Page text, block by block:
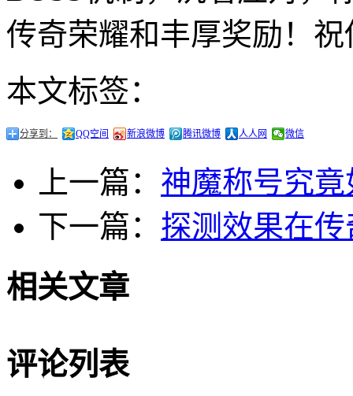
传奇荣耀和丰厚奖励！
本文标签：
分享到： QQ空间 新浪微博 腾讯微博 人人网 微信
上一篇： 神魔称号究
下一篇： 探测效果在
相关文章
评论列表